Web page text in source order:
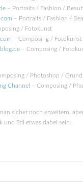
– Portraits / Fashion /
– Portraits / Fashion /
/ Fotokunst
– Composing / Fotokunst
– Composing /
/ Photoshop /
Channel – Composing /
sicher noch erweitern,
und Stil etwas dabei sein.